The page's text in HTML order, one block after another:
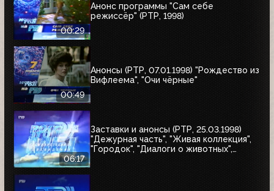
00:29
Анонс программы "Сам себе
режиссёр" (РТР, 1998)
00:49
Анонсы (РТР, 07.01.1998) "Рождество из
Вифлеема", "Очи чёрные"
06:17
Заставки и анонсы (РТР, 25.03.1998)
"Дежурная часть", "Живая коллекция",
"Городок", "Диалоги о животных",